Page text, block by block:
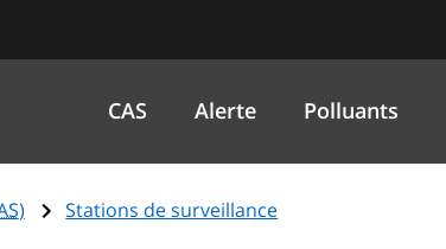
CAS Alerte Polluants
) Stations de surveillance